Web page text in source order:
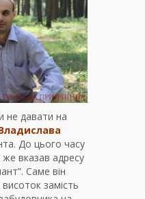
не давати на
До цього часу
вказав адресу
Саме він
замість